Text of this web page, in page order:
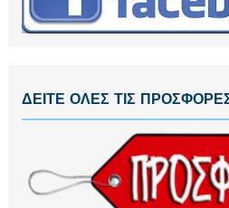
ΔΕΙΤΕ ΟΛΕΣ ΤΙΣ